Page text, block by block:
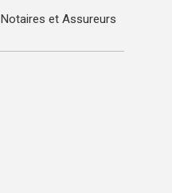
Notaires et Assureurs